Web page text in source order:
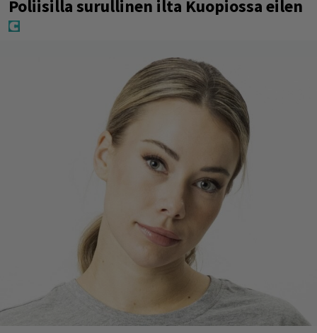
Poliisilla surullinen ilta Kuopiossa eilen